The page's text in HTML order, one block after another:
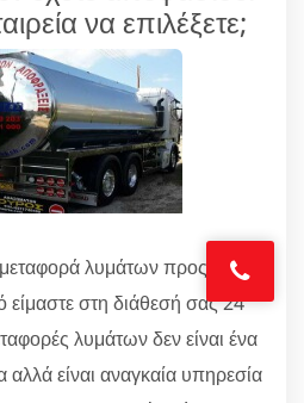
να επιλέξετε;
λυμάτων προς το
είμαστε στη διάθεσή σας 24
λυμάτων δεν είναι ένα
είναι αναγκαία υπηρεσία